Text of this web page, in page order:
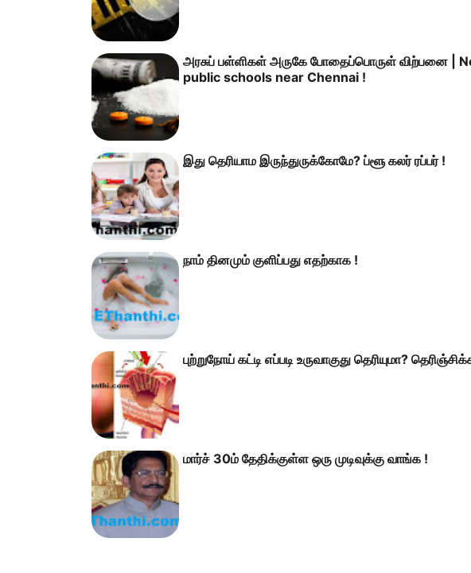
அரசுப் பள்ளிகள் அருகே போதைப்பொருள் விற்பனை |
public schools near Chennai !
இது தெரியாம இருந்துருக்கோமே? ப்ளூ கலர் ரப்பர் !
நாம் தினமும் குளிப்பது எதற்காக !
புற்றுநோய் கட்டி எப்படி உருவாகுது தெரியுமா?
மார்ச் 30ம் தேதிக்குள்ள ஒரு முடிவுக்கு வாங்க !